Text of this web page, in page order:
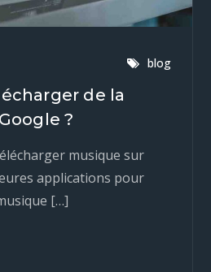
blog
de la
?
musique sur
applications pour
[…]